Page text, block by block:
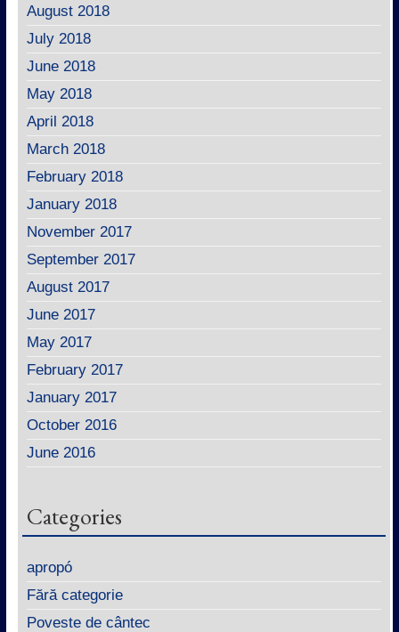
August 2018
July 2018
June 2018
May 2018
April 2018
March 2018
February 2018
January 2018
November 2017
September 2017
August 2017
June 2017
May 2017
February 2017
January 2017
October 2016
June 2016
Categories
apropó
Fără categorie
Poveste de cântec